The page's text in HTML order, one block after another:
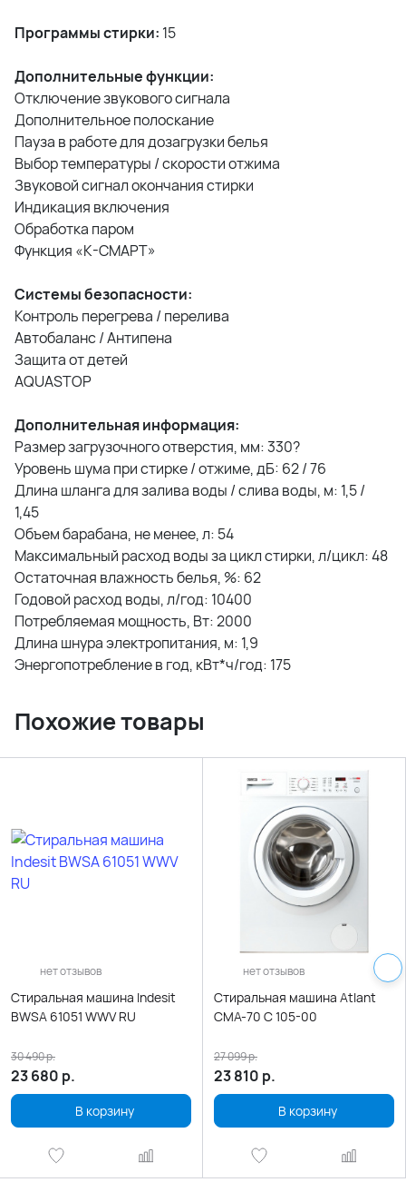
Программы стирки: 15
Дополнительные функции:
Отключение звукового сигнала
Дополнительное полоскание
Пауза в работе для дозагрузки белья
Выбор температуры / скорости отжима
Звуковой сигнал окончания стирки
Индикация включения
Обработка паром
Функция «К-СМАРТ»
Системы безопасности:
Контроль перегрева / перелива
Автобаланс / Антипена
Защита от детей
AQUASTOP
Дополнительная информация:
Размер загрузочного отверстия, мм: 330?
Уровень шума при стирке / отжиме, дБ: 62 / 76
Длина шланга для залива воды / слива воды, м: 1,5 /
1,45
Объем барабана, не менее, л: 54
Максимальный расход воды за цикл стирки, л/цикл: 48
Остаточная влажность белья, %: 62
Годовой расход воды, л/год: 10400
Потребляемая мощность, Вт: 2000
Длина шнура электропитания, м: 1,9
Энергопотребление в год, кВт*ч/год: 175
Похожие товары
нет отзывов
Стиральная машина Indesit
BWSA 61051 WWV RU
23 680 р.
30 490р.
В корзину
нет отзывов
Стиральная машина Atlant
СМА-70 C 105-00
23 810 р.
27 099р.
В корзину